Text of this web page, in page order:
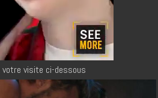
votre visite ci-dessous